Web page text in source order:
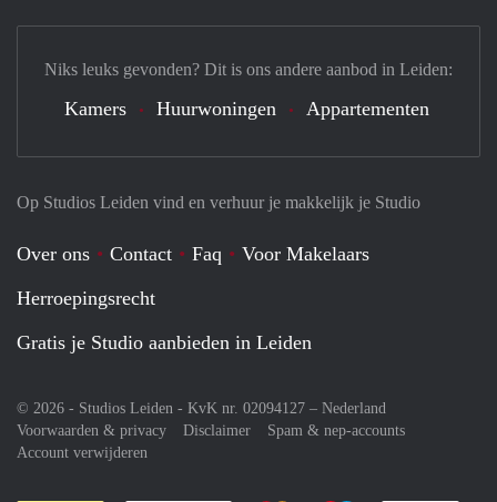
Op Studios Leiden vind en verhuur je makkelijk je Studio
Over ons Contact Faq
Voor Makelaars
Herroepingsrecht
Gratis je Studio aanbieden in Leiden
© 2026 - Studios Leiden - KvK nr. 02094127 – Nederland
Voorwaarden & privacy
Disclaimer
Spam & nep-accounts
Account verwijderen
Niks leuks gevonden? Dit is ons andere aanbod in Leiden:
Kamers Huurwoningen Appartementen